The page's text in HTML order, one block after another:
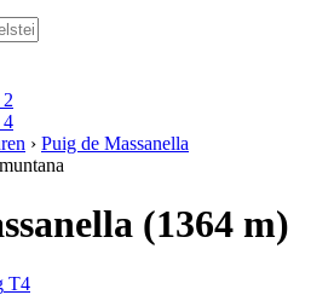
› Puig de Massanella
(1364 m)
T4